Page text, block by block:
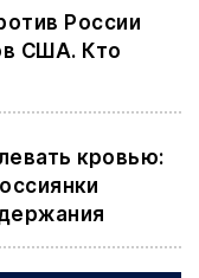
России
США. Кто
кровью: